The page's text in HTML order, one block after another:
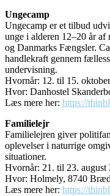
Ungecamp
Ungecamp er et tilbud
unge i alderen 12–20 år
og Danmarks Fængsler.
handlekraft gennem
undervisning.
Hvornår: 12. til 15.
Hvor: Danhostel
Læs mere her: https://
Familielejr
Familielejren giver
oplevelser i naturrige
situationer.
Hvornår: 21. til 23. august
Hvor: Holmely, 8740
Læs mere her: https://